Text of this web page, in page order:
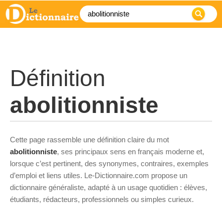
Définition
abolitionniste
Cette page rassemble une définition claire du mot
abolitionniste, ses principaux sens en français moderne et,
lorsque c’est pertinent, des synonymes, contraires, exemples
d’emploi et liens utiles. Le-Dictionnaire.com propose un
dictionnaire généraliste, adapté à un usage quotidien : élèves,
étudiants, rédacteurs, professionnels ou simples curieux.